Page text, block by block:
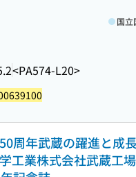
<PA574-L20>
国立
周年武蔵の躍進と成
工業株式会社武蔵工